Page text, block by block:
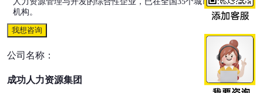
机构。
我想咨询
公司名称：
成功人力资源集团